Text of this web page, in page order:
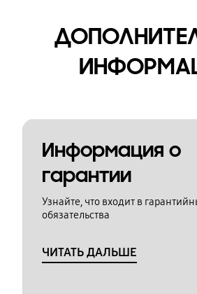
Информация о
гарантии
Узнайте, что входит в
обязательства
ЧИТАТЬ ДАЛЬШЕ